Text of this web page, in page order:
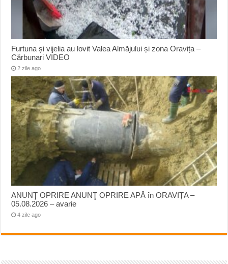
Furtuna și vijelia au lovit Valea Almăjului și zona Oravița –
Cărbunari VIDEO
2 zile ago
ANUNŢ OPRIRE ANUNŢ OPRIRE APĂ în ORAVIȚA –
05.08.2026 – avarie
4 zile ago